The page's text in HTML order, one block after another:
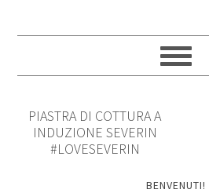
PIASTRA DI COTTURA A
INDUZIONE SEVERIN
#LOVESEVERIN
BENVENUTI!